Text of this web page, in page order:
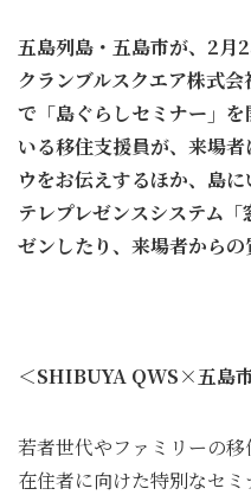
五島列島・五島市が、2月
クランブルスクエア株式
で「島ぐらしセミナー」
いる移住支援員が、来場
ウをお伝えするほか、島
テレプレゼンスシステム
ゼンしたり、来場者からの
＜SHIBUYA QWS×五島
若者世代やファミリーの
在住者に向けた特別なセ